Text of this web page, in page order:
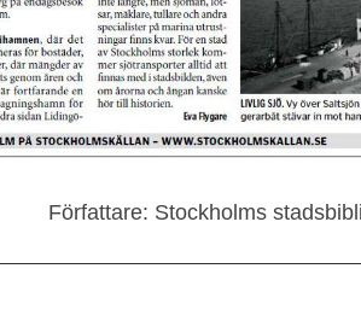
Författare: Stockholms